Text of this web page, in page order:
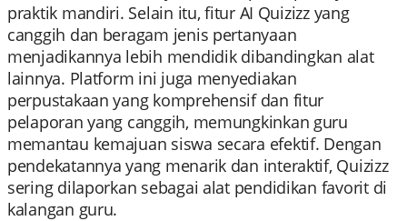
praktik mandiri. Selain itu, fitur AI Quizizz yang
canggih dan beragam jenis pertanyaan
menjadikannya lebih mendidik dibandingkan alat
lainnya. Platform ini juga menyediakan
perpustakaan yang komprehensif dan fitur
pelaporan yang canggih, memungkinkan guru
memantau kemajuan siswa secara efektif. Dengan
pendekatannya yang menarik dan interaktif, Quizizz
sering dilaporkan sebagai alat pendidikan favorit di
kalangan guru.